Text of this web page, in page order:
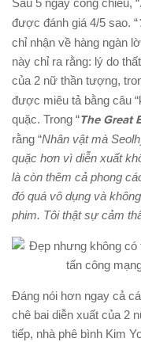
Sau 5 ngày công chiếu, “
được đánh giá 4/5 sao. “
chỉ nhận về hàng ngàn
này chỉ ra rằng: lý do
của 2 nữ thần tượng,
được miêu tả bằng câu
quặc. Trong “The Great
rằng “Nhân vật mà
quặc hơn vì diễn xuất
là còn thêm cả phong
đó quá vô dụng và
phim. Tôi thật sự cảm
Đáng nói hơn ngay cả
chê bai diễn xuất của 2
tiếp, nhà phê bình Kim